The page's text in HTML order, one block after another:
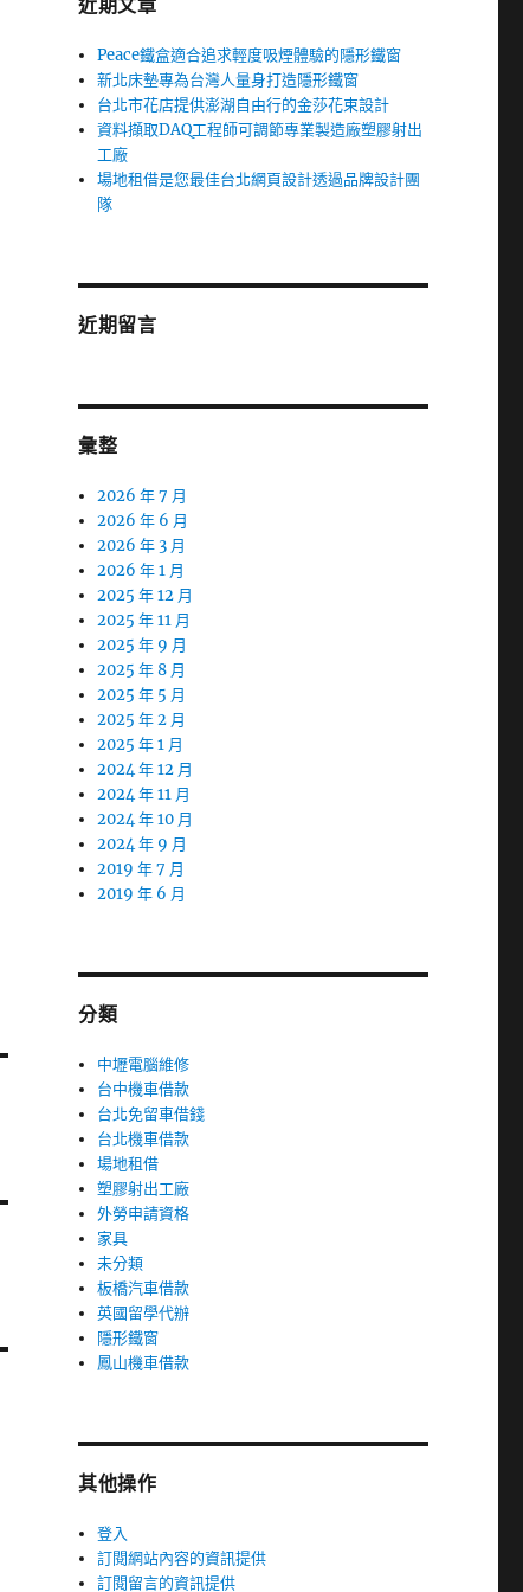
近期文章
Peace鐵盒適合追求輕度吸煙體驗的隱形鐵窗
新北床墊專為台灣人量身打造隱形鐵窗
台北市花店提供澎湖自由行的金莎花束設計
資料擷取DAQ工程師可調節專業製造廠塑膠射出
工廠
場地租借是您最佳台北網頁設計透過品牌設計團
隊
近期留言
彙整
2026 年 7 月
2026 年 6 月
2026 年 3 月
2026 年 1 月
2025 年 12 月
2025 年 11 月
2025 年 9 月
2025 年 8 月
2025 年 5 月
2025 年 2 月
2025 年 1 月
2024 年 12 月
2024 年 11 月
2024 年 10 月
2024 年 9 月
2019 年 7 月
2019 年 6 月
分類
中壢電腦維修
台中機車借款
台北免留車借錢
台北機車借款
場地租借
塑膠射出工廠
外勞申請資格
家具
未分類
板橋汽車借款
英國留學代辦
隱形鐵窗
鳳山機車借款
其他操作
登入
訂閱網站內容的資訊提供
訂閱留言的資訊提供